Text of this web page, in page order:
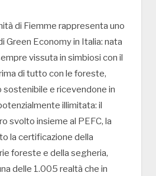
di Fiemme rappresenta uno
Green Economy in Italia: nata
vissuta in simbiosi con il
di tutto con le foreste,
e ricevendone in
illimitata: il
svolto insieme al PEFC, la
la certificazione della
foreste e della segheria,
delle 1.005 realtà che in